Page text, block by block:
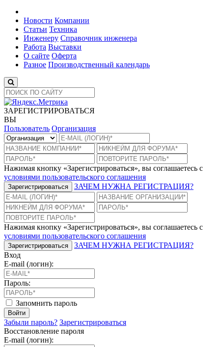
Новости Компании
Статьи Техника
Инженеру Справочник инженера
Работа Выставки
О сайте Оферта
Разное Производственный календарь
ЗАРЕГИСТРИРОВАТЬСЯ
ВЫ
Пользователь Организация
Нажимая кнопку «Зарегистрироваться», вы соглашаетесь с
условиями пользовательского соглашения
Зарегистрироваться ЗАЧЕМ НУЖНА РЕГИСТРАЦИЯ?
Нажимая кнопку «Зарегистрироваться», вы соглашаетесь с
условиями пользовательского соглашения
Зарегистрироваться
ЗАЧЕМ НУЖНА РЕГИСТРАЦИЯ?
Вход
E-mail (логин):
Пароль:
Запомнить пароль
Войти
Забыли пароль? Зарегистрироваться
Восстановление пароля
E-mail (логин):